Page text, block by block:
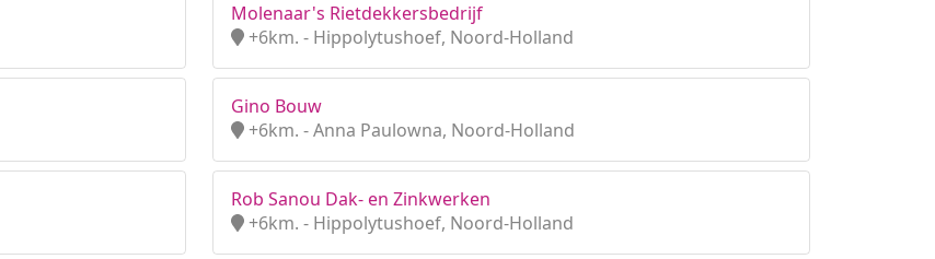
Molenaar's Rietdekkersbedrijf
+6km. - Hippolytushoef, Noord-Holland
Gino Bouw
+6km. - Anna Paulowna, Noord-Holland
Rob Sanou Dak- en Zinkwerken
+6km. - Hippolytushoef, Noord-Holland